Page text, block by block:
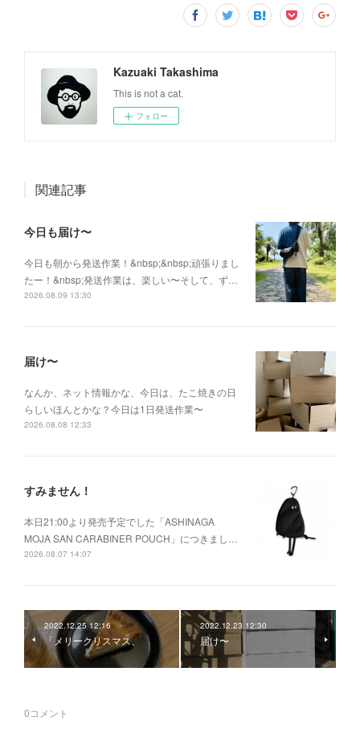
Kazuaki Takashima
This is not a cat.
フォロー
関連記事
今日も届け〜
今日も朝から発送作業！&nbsp;&nbsp;頑張りまし
たー！&nbsp;発送作業は、楽しい〜そして、ず…
2026.08.09 13:30
届け〜
なんか、ネット情報かな、今日は、たこ焼きの日
らしいほんとかな？今日は1日発送作業〜
2026.08.08 12:33
すみません！
本日21:00より発売予定でした「ASHINAGA
MOJA SAN CARABINER POUCH」につきまし…
2026.08.07 14:07
2022.12.25 12:16
「メリークリスマス、
2022.12.23 12:30
届け〜
0コメント